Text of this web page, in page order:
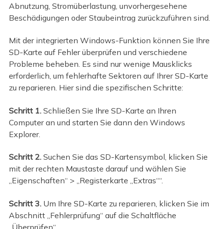
Abnutzung, Stromüberlastung, unvorhergesehene
Beschädigungen oder Staubeintrag zurückzuführen sind.
Mit der integrierten Windows-Funktion können Sie Ihre
SD-Karte auf Fehler überprüfen und verschiedene
Probleme beheben. Es sind nur wenige Mausklicks
erforderlich, um fehlerhafte Sektoren auf Ihrer SD-Karte
zu reparieren. Hier sind die spezifischen Schritte:
Schritt 1.Schließen Sie Ihre SD-Karte an Ihren
Computer an und starten Sie dann den Windows
Explorer.
Schritt 2.Suchen Sie das SD-Kartensymbol, klicken Sie
mit der rechten Maustaste darauf und wählen Sie
„Eigenschaften“ > „Registerkarte „Extras““.
Schritt 3.Um Ihre SD-Karte zu reparieren, klicken Sie im
Abschnitt „Fehlerprüfung“ auf die Schaltfläche
„Überprüfen“.